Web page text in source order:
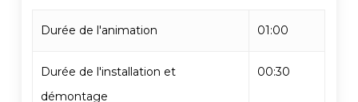
Durée de l'animation 01:00
Durée de l'installation et
démontage
00:30